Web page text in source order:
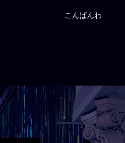
こんばんわ